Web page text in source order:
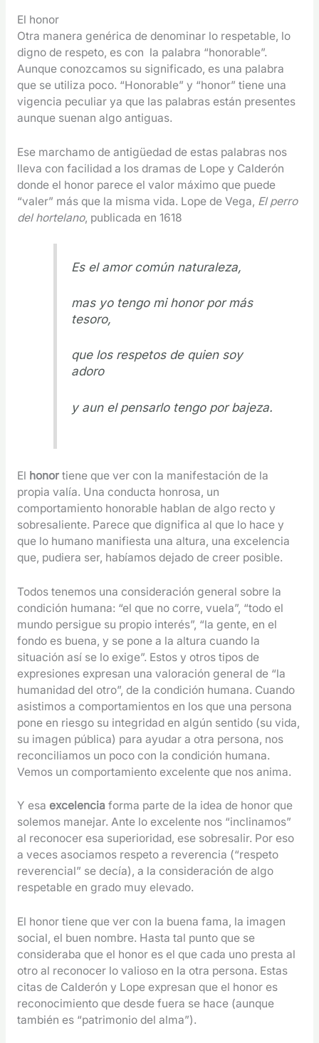
El honor
Otra manera genérica de denominar lo respetable, lo
digno de respeto, es con la palabra “honorable”.
Aunque conozcamos su significado, es una palabra
que se utiliza poco. “Honorable” y “honor” tiene una
vigencia peculiar ya que las palabras están presentes
aunque suenan algo antiguas.
Ese marchamo de antigüedad de estas palabras nos
lleva con facilidad a los dramas de Lope y Calderón
donde el honor parece el valor máximo que puede
“valer” más que la misma vida. Lope de Vega, El perro
del hortelano, publicada en 1618
Es el amor común naturaleza,
mas yo tengo mi honor por más
tesoro,
que los respetos de quien soy
adoro
y aun el pensarlo tengo por bajeza.
El honortiene que ver con la manifestación de la
propia valía. Una conducta honrosa, un
comportamiento honorable hablan de algo recto y
sobresaliente. Parece que dignifica al que lo hace y
que lo humano manifiesta una altura, una excelencia
que, pudiera ser, habíamos dejado de creer posible.
Todos tenemos una consideración general sobre la
condición humana: “el que no corre, vuela”, “todo el
mundo persigue su propio interés”, “la gente, en el
fondo es buena, y se pone a la altura cuando la
situación así se lo exige”. Estos y otros tipos de
expresiones expresan una valoración general de “la
humanidad del otro”, de la condición humana. Cuando
asistimos a comportamientos en los que una persona
pone en riesgo su integridad en algún sentido (su vida,
su imagen pública) para ayudar a otra persona, nos
reconciliamos un poco con la condición humana.
Vemos un comportamiento excelente que nos anima.
Y esa excelencia forma parte de la idea de honor que
solemos manejar. Ante lo excelente nos “inclinamos”
al reconocer esa superioridad, ese sobresalir. Por eso
a veces asociamos respeto a reverencia (“respeto
reverencial” se decía), a la consideración de algo
respetable en grado muy elevado.
El honor tiene que ver con la buena fama, la imagen
social, el buen nombre. Hasta tal punto que se
consideraba que el honor es el que cada uno presta al
otro al reconocer lo valioso en la otra persona. Estas
citas de Calderón y Lope expresan que el honor es
reconocimiento que desde fuera se hace (aunque
también es “patrimonio del alma”).